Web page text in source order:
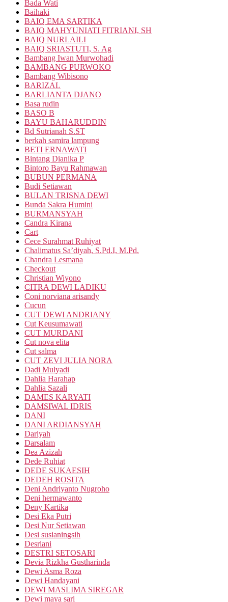
Bada Wati
Baihaki
BAIQ EMA SARTIKA
BAIQ MAHYUNIATI FITRIANI, SH
BAIQ NURLAILI
BAIQ SRIASTUTI, S. Ag
Bambang Iwan Murwohadi
BAMBANG PURWOKO
Bambang Wibisono
BARIZAL
BARLIANTA DJANO
Basa rudin
BASO B
BAYU BAHARUDDIN
Bd Sutrianah S.ST
berkah samira lampung
BETI ERNAWATI
Bintang Dianika P
Bintoro Bayu Rahmawan
BUBUN PERMANA
Budi Setiawan
BULAN TRISNA DEWI
Bunda Sakra Humini
BURMANSYAH
Candra Kirana
Cart
Cece Surahmat Ruhiyat
Chalimatus Sa’diyah, S.Pd.I, M.Pd.
Chandra Lesmana
Checkout
Christian Wiyono
CITRA DEWI LADIKU
Coni norviana arisandy
Cucun
CUT DEWI ANDRIANY
Cut Keusumawati
CUT MURDANI
Cut nova elita
Cut salma
CUT ZEVI JULIA NORA
Dadi Mulyadi
Dahlia Harahap
Dahlia Sazali
DAMES KARYATI
DAMSIWAL IDRIS
DANI
DANI ARDIANSYAH
Dariyah
Darsalam
Dea Azizah
Dede Ruhiat
DEDE SUKAESIH
DEDEH ROSITA
Deni Andriyanto Nugroho
Deni hermawanto
Deny Kartika
Desi Eka Putri
Desi Nur Setiawan
Desi susianingsih
Desriani
DESTRI SETOSARI
Devia Rizkha Gustharinda
Dewi Asma Roza
Dewi Handayani
DEWI MASLIMA SIREGAR
Dewi maya sari